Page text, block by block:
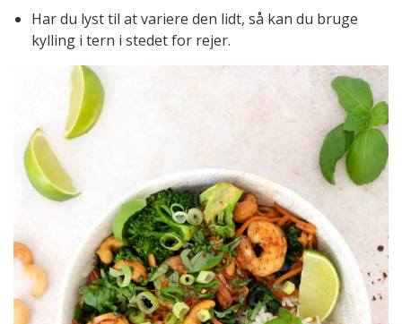
Har du lyst til at variere den lidt, så kan du bruge
kylling i tern i stedet for rejer.